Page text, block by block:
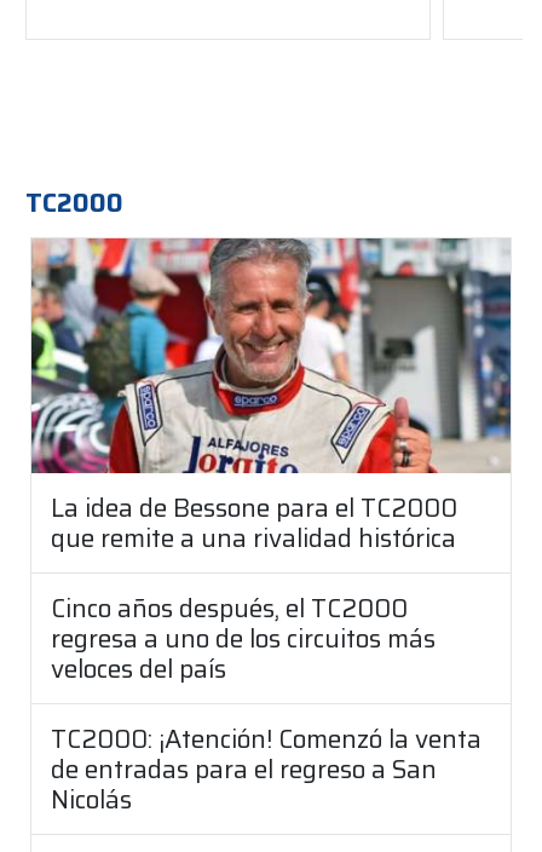
TC2000
La idea de Bessone para el TC2000
que remite a una rivalidad histórica
Cinco años después, el TC2000
regresa a uno de los circuitos más
veloces del país
TC2000: ¡Atención! Comenzó la venta
de entradas para el regreso a San
Nicolás